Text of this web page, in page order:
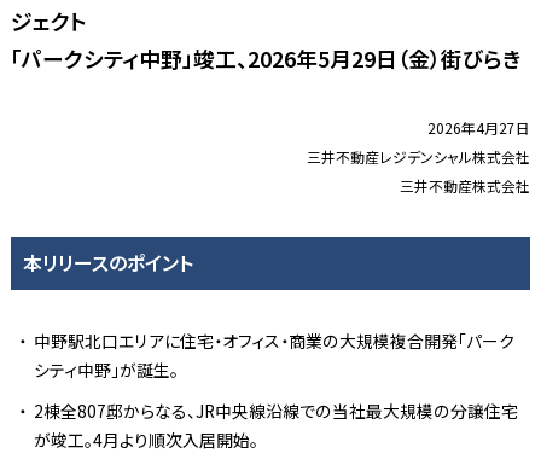
ジェクト
「パークシティ中野」竣工、2026年5月29日（金）街びらき
2026年4月27日
三井不動産レジデンシャル株式会社
三井不動産株式会社
本リリースのポイント
中野駅北口エリアに住宅・オフィス・商業の大規模複合開発「パーク
シティ中野」が誕生。
2棟全807邸からなる、JR中央線沿線での当社最大規模の分譲住宅
が竣工。4月より順次入居開始。